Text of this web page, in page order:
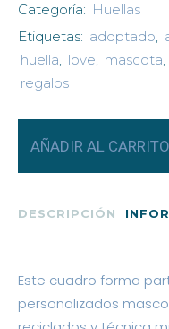
Categoría: Huellas
Etiquetas: adoptado,
huella, love, mascota,
regalos
Mascota
AÑADIR AL CARRITO
DESCRIPCIÓN
Este cuadro forma
personalizados